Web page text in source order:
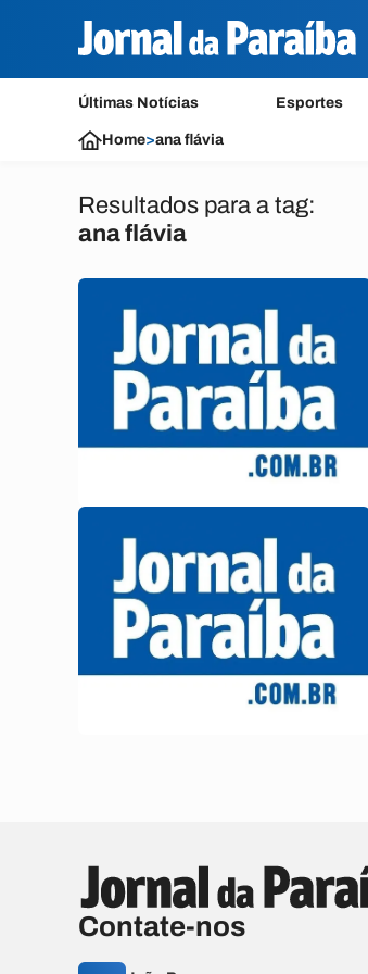
Últimas Notícias Esportes
Home>ana flávia
Resultados para a tag:
ana flávia
Contate-nos